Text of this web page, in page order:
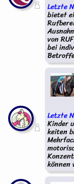
Letzte
bietet
von
bei
Letzte
Kinder
keiten
können